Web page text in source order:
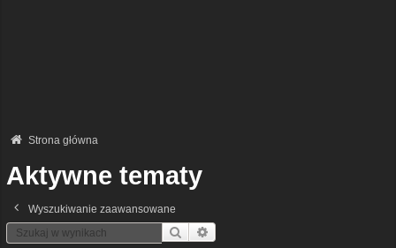
Strona główna
Aktywne tematy
Wyszukiwanie zaawansowane
Szukaj